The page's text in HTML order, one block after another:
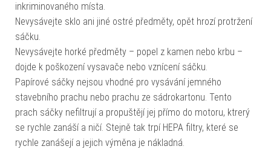
inkriminovaného místa.
Nevysávejte sklo ani jiné ostré předměty, opět hrozí protržení
sáčku.
Nevysávejte horké předměty – popel z kamen nebo krbu –
dojde k poškození vysavače nebo vznícení sáčku.
Papírové sáčky nejsou vhodné pro vysávání jemného
stavebního prachu nebo prachu ze sádrokartonu. Tento
prach sáčky nefiltrují a propuštějí jej přímo do motoru, ktrerý
se rychle zanáší a ničí. Stejně tak trpí HEPA filtry, které se
rychle zanášejí a jejich výměna je nákladná.